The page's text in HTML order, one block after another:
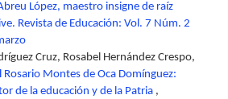
López, maestro insigne de raíz
Revista de Educación: Vol. 7 Núm. 2
Cruz, Rosabel Hernández Crespo,
Rosario Montes de Oca Domínguez:
de la educación y de la Patria ,